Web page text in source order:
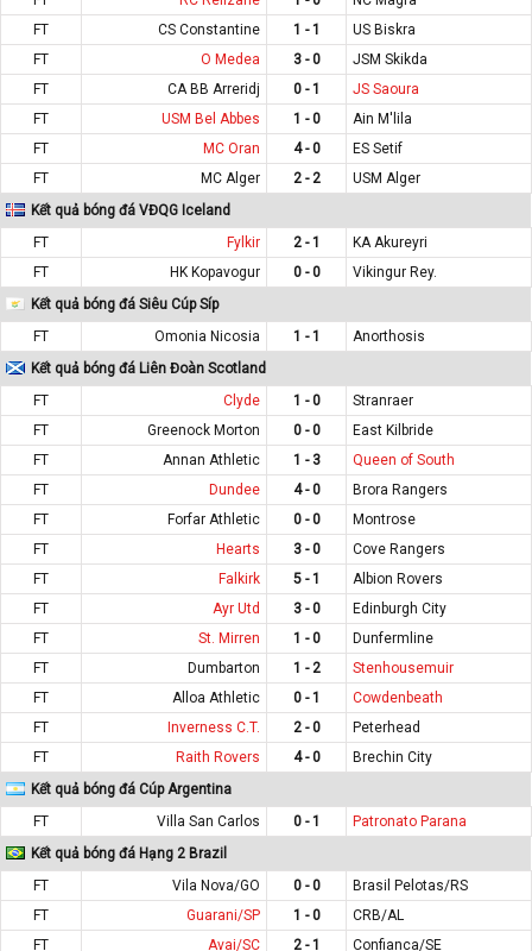
FT
CS Constantine 1 - 1
US Biskra
FT
O Medea 3 - 0
JSM Skikda
FT
CA BB Arreridj 0 - 1
JS Saoura
FT
USM Bel Abbes 1 - 0
Ain M'lila
FT
MC Oran 4 - 0
ES Setif
FT
MC Alger 2 - 2
USM Alger
Kết quả bóng đá VĐQG Iceland
FT
Fylkir 2 - 1
KA Akureyri
FT
HK Kopavogur 0 - 0
Vikingur Rey.
Kết quả bóng đá Siêu Cúp Síp
FT
Omonia Nicosia 1 - 1
Anorthosis
Kết quả bóng đá Liên Đoàn Scotland
FT
Clyde 1 - 0
Stranraer
FT
Greenock Morton 0 - 0
East Kilbride
FT
Annan Athletic 1 - 3
Queen of South
FT
Dundee 4 - 0
Brora Rangers
FT
Forfar Athletic 0 - 0
Montrose
FT
Hearts 3 - 0
Cove Rangers
FT
Falkirk 5 - 1
Albion Rovers
FT
Ayr Utd 3 - 0
Edinburgh City
FT
St. Mirren 1 - 0
Dunfermline
FT
Dumbarton 1 - 2
Stenhousemuir
FT
Alloa Athletic 0 - 1
Cowdenbeath
FT
Inverness C.T. 2 - 0
Peterhead
FT
Raith Rovers 4 - 0
Brechin City
Kết quả bóng đá Cúp Argentina
FT
Villa San Carlos 0 - 1
Patronato Parana
Kết quả bóng đá Hạng 2 Brazil
FT
Vila Nova/GO 0 - 0
Brasil Pelotas/RS
FT
Guarani/SP 1 - 0
CRB/AL
FT
Avai/SC 2 - 1 Confianca/SE